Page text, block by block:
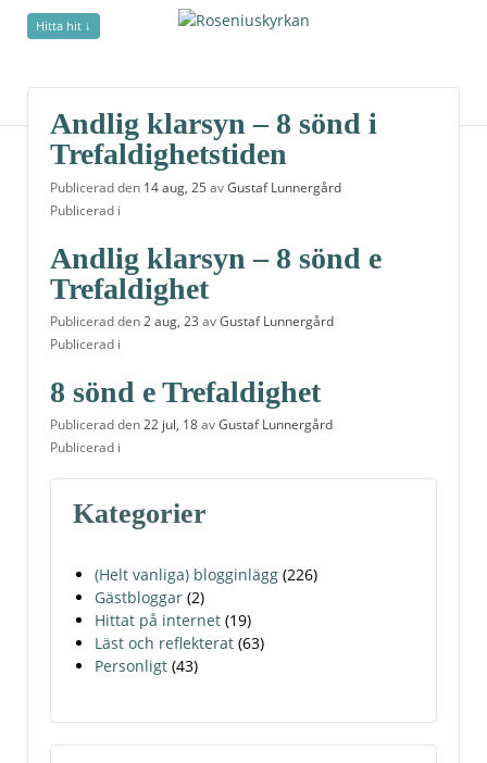
Hitta hit ↓
Andlig klarsyn – 8 sönd i
Trefaldighetstiden
Publicerad den 14 aug, 25 avGustaf Lunnergård
Publicerad i
Andlig klarsyn – 8 sönd e
Trefaldighet
Publicerad den2 aug, 23 avGustaf Lunnergård
Publicerad i
8 sönd e Trefaldighet
Publicerad den22 jul, 18avGustaf Lunnergård
Publicerad i
Kategorier
(Helt vanliga) blogginlägg (226)
Gästbloggar (2)
Hittat på internet (19)
Läst och reflekterat (63)
Personligt (43)